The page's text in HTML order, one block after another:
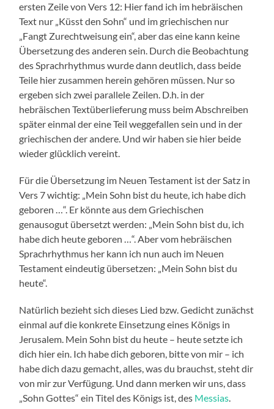
ersten Zeile von Vers 12: Hier fand ich im hebräischen
Text nur „Küsst den Sohn“ und im griechischen nur
„Fangt Zurechtweisung ein“, aber das eine kann keine
Übersetzung des anderen sein. Durch die Beobachtung
des Sprachrhythmus wurde dann deutlich, dass beide
Teile hier zusammen herein gehören müssen. Nur so
ergeben sich zwei parallele Zeilen. D.h. in der
hebräischen Textüberlieferung muss beim Abschreiben
später einmal der eine Teil weggefallen sein und in der
griechischen der andere. Und wir haben sie hier beide
wieder glücklich vereint.
Für die Übersetzung im Neuen Testament ist der Satz in
Vers 7 wichtig: „Mein Sohn bist du heute, ich habe dich
geboren …“. Er könnte aus dem Griechischen
genausogut übersetzt werden: „Mein Sohn bist du, ich
habe dich heute geboren …“. Aber vom hebräischen
Sprachrhythmus her kann ich nun auch im Neuen
Testament eindeutig übersetzen: „Mein Sohn bist du
heute“.
Natürlich bezieht sich dieses Lied bzw. Gedicht zunächst
einmal auf die konkrete Einsetzung eines Königs in
Jerusalem. Mein Sohn bist du heute – heute setzte ich
dich hier ein. Ich habe dich geboren, bitte von mir – ich
habe dich dazu gemacht, alles, was du brauchst, steht dir
von mir zur Verfügung. Und dann merken wir uns, dass
„Sohn Gottes“ ein Titel des Königs ist, des Messias.